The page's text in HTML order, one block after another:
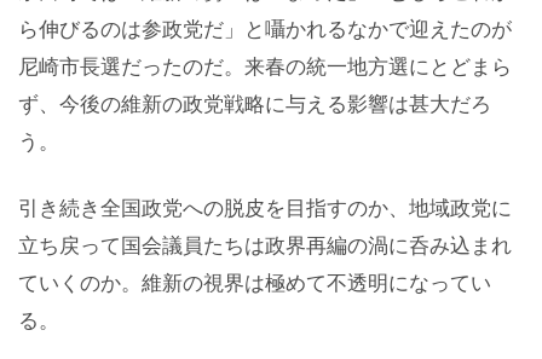
ら伸びるのは参政党だ」と囁かれるなかで迎えたのが
尼崎市長選だったのだ。来春の統一地方選にとどまら
ず、今後の維新の政党戦略に与える影響は甚大だろ
う。
引き続き全国政党への脱皮を目指すのか、地域政党に
立ち戻って国会議員たちは政界再編の渦に呑み込まれ
ていくのか。維新の視界は極めて不透明になってい
る。